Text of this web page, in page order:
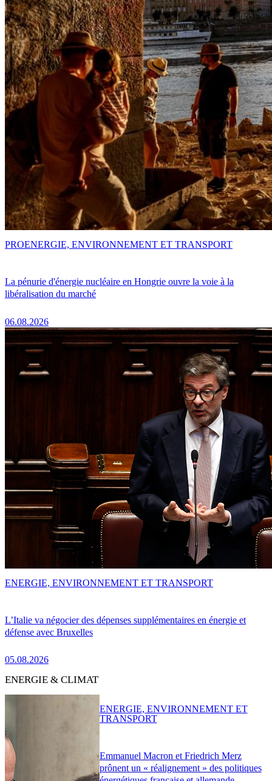
La pénurie d'énergie nucléaire en Hongrie ouvre la voie à la
libéralisation du marché
06.08.2026
PROENERGIE, ENVIRONNEMENT ET TRANSPORT
L’Italie va négocier des dépenses supplémentaires en énergie et
défense avec Bruxelles
05.08.2026
ENERGIE, ENVIRONNEMENT ET TRANSPORT
ENERGIE & CLIMAT
Emmanuel Macron et Friedrich Merz
prônent un « réalignement » des politiques
ENERGIE, ENVIRONNEMENT ET
TRANSPORT